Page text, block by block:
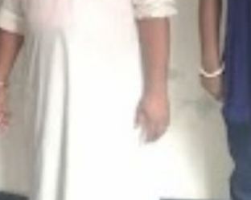
‘বিএনপি-এনসিপি-জামায়াতের মধ্যে
জুলাইয়ের স্টেক ভাগ হয়েছে,
জুলাই সবার, শুধু রাজনৈতিক
দলের নয়’: নাহিদ